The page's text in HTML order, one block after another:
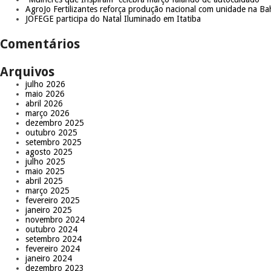
AgroJo Fertilizantes reforça produção nacional com unidade na
JOFEGE participa do Natal Iluminado em Itatiba
Comentários
Arquivos
julho 2026
maio 2026
abril 2026
março 2026
dezembro 2025
outubro 2025
setembro 2025
agosto 2025
julho 2025
maio 2025
abril 2025
março 2025
fevereiro 2025
janeiro 2025
novembro 2024
outubro 2024
setembro 2024
fevereiro 2024
janeiro 2024
dezembro 2023